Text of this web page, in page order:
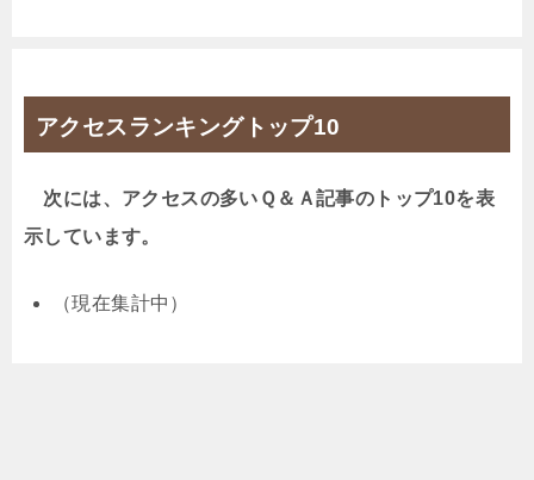
アクセスランキングトップ10
次には、アクセスの多いＱ＆Ａ記事のトップ10を表
示しています。
（現在集計中）